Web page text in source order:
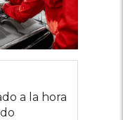
a la hora